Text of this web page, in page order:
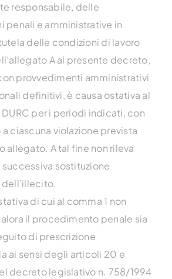
responsabile, delle
penali e amministrative in
delle condizioni di lavoro
A al presente decreto,
provvedimenti amministrativi
definitivi, è causa ostativa al
per i periodi indicati, con
ciascuna violazione prevista
allegato. A tal fine non rileva
successiva sostituzione
dell’illecito.
di cui al comma 1 non
il procedimento penale sia
di prescrizione
ai sensi degli articoli 20 e
decreto legislativo n. 758/1994